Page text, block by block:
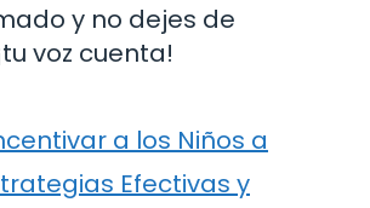
y no dejes de
voz cuenta!
a los Niños a
Efectivas y